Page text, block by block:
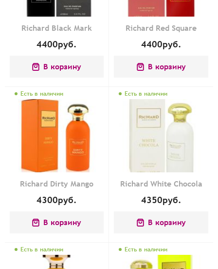
Richard Black Mark
4400руб.
В корзину
Richard Red Square
4400руб.
В корзину
Есть в наличии
Richard Dirty Mango
4300руб.
В корзину
Есть в наличии
Richard White Chocola
4350руб.
В корзину
Есть в наличии Есть в наличии